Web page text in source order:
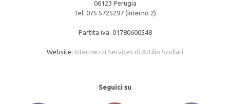
06123 Perugia
Tel. 075 5725297 (interno 2)
Partita iva: 01780600548
Website: Intermezzi Services di Attilio Scullari
Seguici su